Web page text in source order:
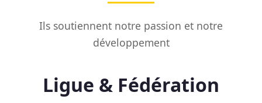
Ils soutiennent notre passion et notre
développement
Ligue & Fédération